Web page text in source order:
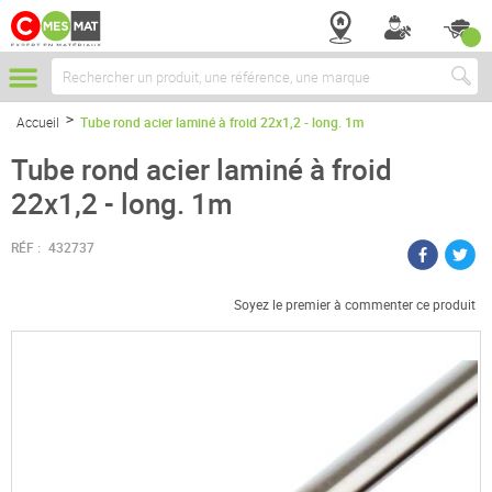
Chercher
Accueil Tube rond acier laminé à froid 22x1,2 - long. 1m
Tube rond acier laminé à froid
22x1,2 - long. 1m
RÉF : 432737
Soyez le premier à commenter ce produit
Passer